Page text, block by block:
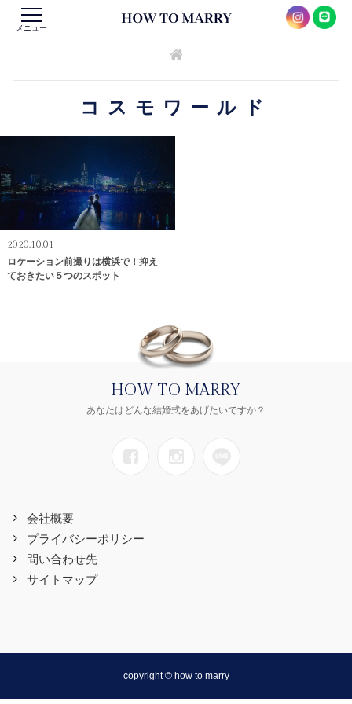
メニュー
コスモワールド
2020.10.01
ロケーション前撮りは横浜で！抑え
ておきたい５つのスポット
HOW TO MARRY
あなたはどんな結婚式をあげたいですか？
会社概要
プライバシーポリシー
問い合わせ先
サイトマップ
copyright © how to marry